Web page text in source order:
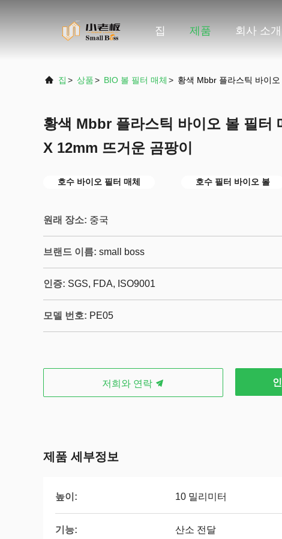
집 제품 회사 소개
집 > 상품> BIO 볼 필터 매체 > 황색 Mbbr 플라스틱 바이
황색 Mbbr 플라스틱 바이오 볼 필터
X 12mm 뜨거운 곰팡이
호수 바이오 필터 매체 호수 필터 바이오 볼
원래 장소: 중국
브랜드 이름: small boss
인증: SGS, FDA, ISO9001
모델 번호: PE05
저희와 연락
제품 세부정보
높이: 10 밀리미터
기능: 산소 전달